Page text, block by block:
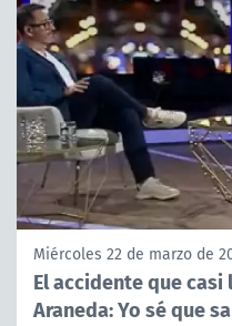
Miércoles 22 de marzo de
El accidente que
Araneda: Yo sé que